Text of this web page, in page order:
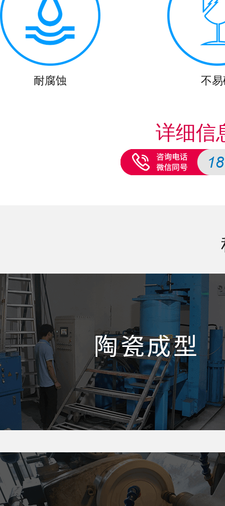
耐腐蚀 不
详细信